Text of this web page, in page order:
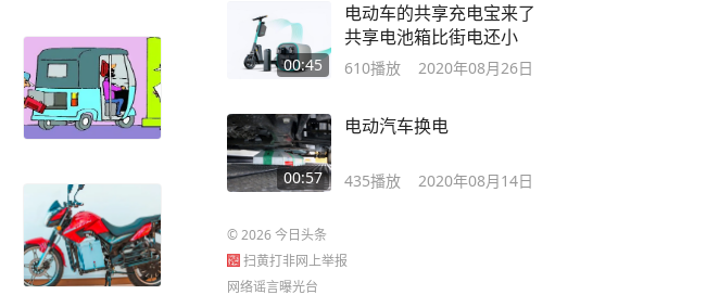
00:45
电动车的共享充电宝来了
共享电池箱比街电还小
610播放 2020年08月26日
00:57
电动汽车换电
435播放 2020年08月14日
©2026今日头条
扫黄打非网上举报
网络谣言曝光台